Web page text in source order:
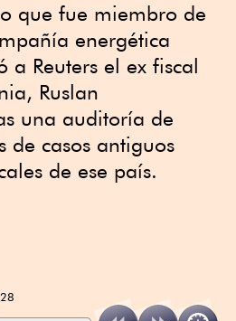
que fue miembro de
energética
a Reuters el ex fiscal
Ruslan
una auditoría de
de casos antiguos
de ese país.